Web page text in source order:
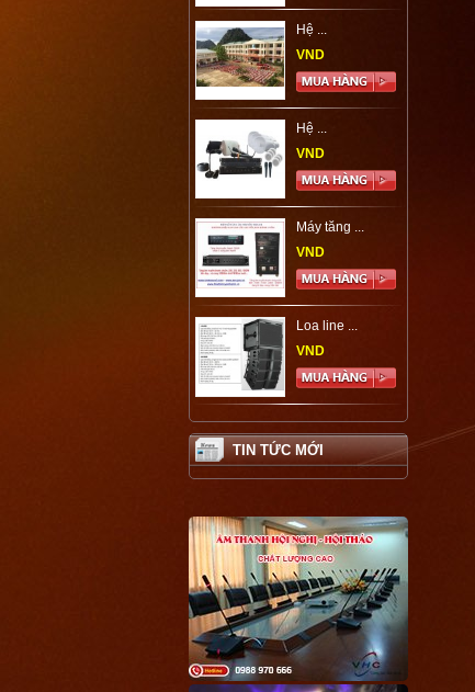
Hệ ...
VND
Hệ ...
VND
Máy tăng ...
VND
Loa line ...
VND
TIN TỨC MỚI